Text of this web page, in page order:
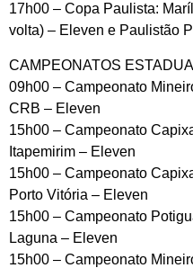
17h00 – Copa Paulista:
volta) – Eleven e Paulistão
CAMPEONATOS
09h00 – Campeonato
CRB – Eleven
15h00 – Campeonato
Itapemirim – Eleven
15h00 – Campeonato
Porto Vitória – Eleven
15h00 – Campeonato
Laguna – Eleven
15h00 – Campeonato